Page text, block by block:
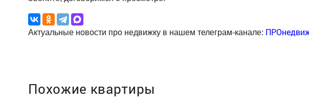
Актуальные новости про недвижку в нашем телеграм-канале:
Похожие квартиры